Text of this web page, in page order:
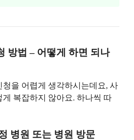
방법 – 어떻게 하면 되나
청을 어렵게 생각하시는데요, 사
복잡하지 않아요. 하나씩 따
병원 또는 병원 방문